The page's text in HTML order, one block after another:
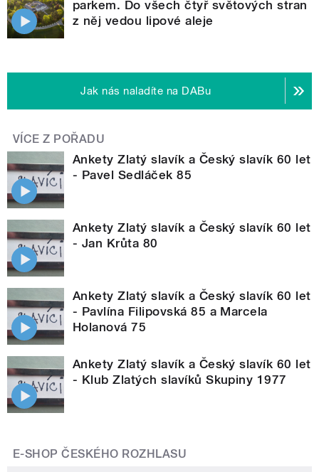
parkem. Do všech čtyř světových stran
z něj vedou lipové aleje
Jak nás naladíte na DABu
VÍCE Z POŘADU
Ankety Zlatý slavík a Český slavík 60 let
- Pavel Sedláček 85
Ankety Zlatý slavík a Český slavík 60 let
- Jan Krůta 80
Ankety Zlatý slavík a Český slavík 60 let
- Pavlína Filipovská 85 a Marcela
Holanová 75
Ankety Zlatý slavík a Český slavík 60 let
- Klub Zlatých slavíků Skupiny 1977
E-SHOP ČESKÉHO ROZHLASU